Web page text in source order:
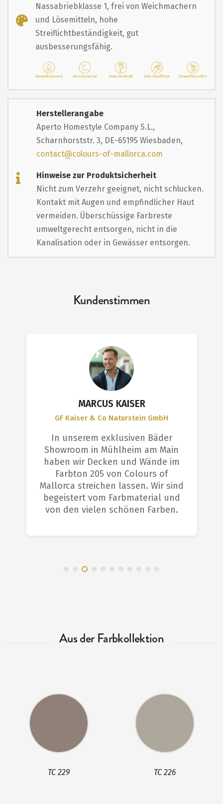
Nassabriebklasse 1, frei von Weichmachern
und Lösemitteln, hohe
Streiflichtbeständigkeit, gut
ausbesserungsfähig.
Herstellerangabe
Aperto Homestyle Company S.L.,
Scharnhorststr. 3, DE-65195 Wiesbaden,
contact@colours-of-mallorca.com
Hinweise zur Produktsicherheit
Nicht zum Verzehr geeignet, nicht schlucken.
Kontakt mit Augen und empfindlicher Haut
vermeiden. Überschüssige Farbreste
umweltgerecht entsorgen, nicht in die
Kanalisation oder in Gewässer entsorgen.
Kundenstimmen
MARCUS KAISER
GF Kaiser & Co Naturstein GmbH
In unserem exklusiven Bäder
Showroom in Mühlheim am Main
haben wir Decken und Wände im
Farbton 205 von Colours of
Mallorca streichen lassen. Wir sind
begeistert vom Farbmaterial und
von den vielen schönen Farben.
Aus der Farbkollektion
TC 229 TC 226